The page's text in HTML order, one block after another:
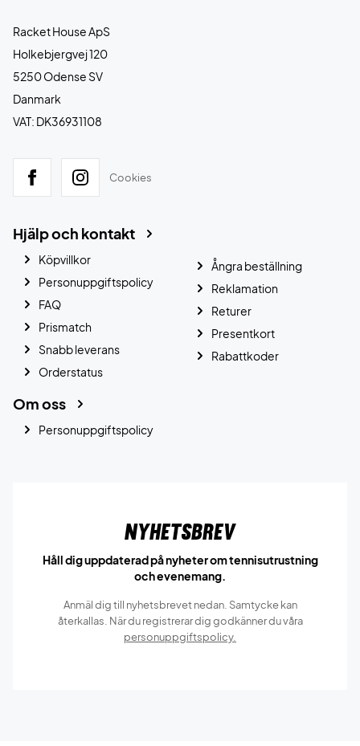
Racket House ApS
Holkebjergvej 120
5250 Odense SV
Danmark
VAT: DK36931108
Cookies
Hjälp och kontakt
Köpvillkor
Personuppgiftspolicy
FAQ
Prismatch
Snabb leverans
Orderstatus
Ångra beställning
Reklamation
Returer
Presentkort
Rabattkoder
Om oss
Personuppgiftspolicy
Nyhetsbrev
Håll dig uppdaterad på nyheter om tennisutrustning
och evenemang.
Anmäl dig till nyhetsbrevet nedan. Samtycke kan
återkallas. När du registrerar dig godkänner du våra
personuppgiftspolicy.